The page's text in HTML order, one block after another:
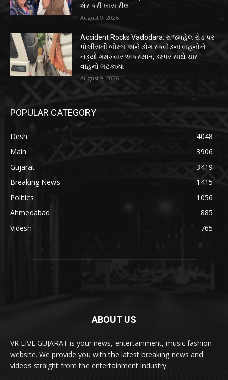
શેર કરી ખાસ રીલ
August 9, 2026
Accident Rocks Vadodara: રાજમહેલ રોડ પર
પોલીસની બોમ્બ અને ડોગ સ્ક્વોડના વાહનોને
નડ્યો ગમખ્વાર અકસ્માત, ડમ્પર સાથે ચાર
વાહનો ભટકાયા
August 9, 2026
POPULAR CATEGORY
Desh
4048
Main
3906
Gujarat
3419
Breaking News
1415
Politics
1056
Ahmedabad
885
Videsh
765
ABOUT US
VR LIVE GUJARAT is your news, entertainment, music fashion
website. We provide you with the latest breaking news and
videos straight from the entertainment industry.